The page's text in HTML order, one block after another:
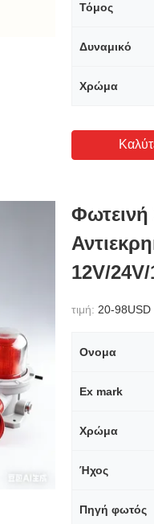
Τόμος
Δυναμικό
Χρώμα
12V/
τιμή: 20-98USD
Ονομα
Ex mark
Χρώμα
Ήχος
Πηγή φωτός